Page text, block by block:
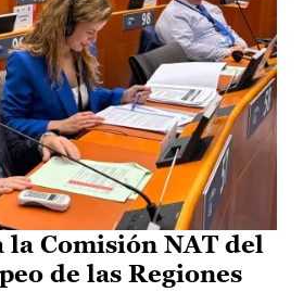
la Comisión NAT del
de las Regiones